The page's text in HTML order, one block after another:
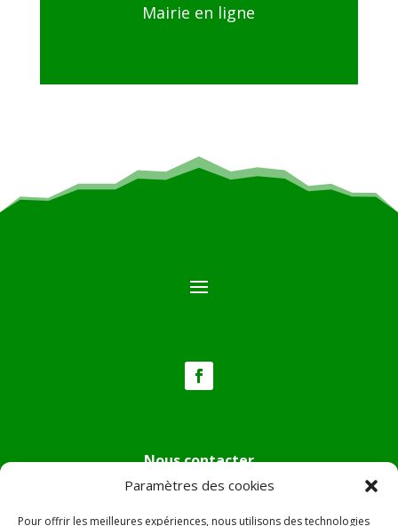
Paramètres des cookies
Pour offrir les meilleures expériences, nous utilisons des technologies
Mairie en ligne
Nous contacter
Tél :04.95.36.24.02
Mail:
mairie.pietradiverde@wanadoo.fr